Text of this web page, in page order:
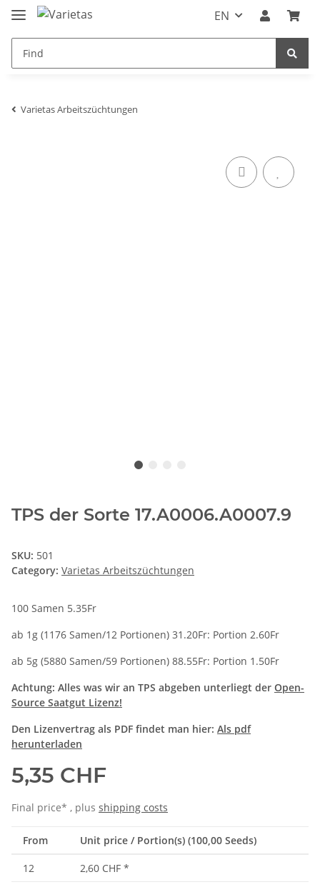
EN
Varietas Arbeitszüchtungen
TPS der Sorte 17.A0006.A0007.9
SKU: 501
Category: Varietas Arbeitszüchtungen
100 Samen 5.35Fr
ab 1g (1176 Samen/12 Portionen) 31.20Fr: Portion 2.60Fr
ab 5g (5880 Samen/59 Portionen) 88.55Fr: Portion 1.50Fr
Achtung: Alles was wir an TPS abgeben unterliegt der Open-
Source Saatgut Lizenz!
Den Lizenvertrag als PDF findet man hier: Als pdf
herunterladen
5,35 CHF
Final price* , plus shipping costs
From Unit price / Portion(s) (100,00 Seeds)
12 2,60 CHF *